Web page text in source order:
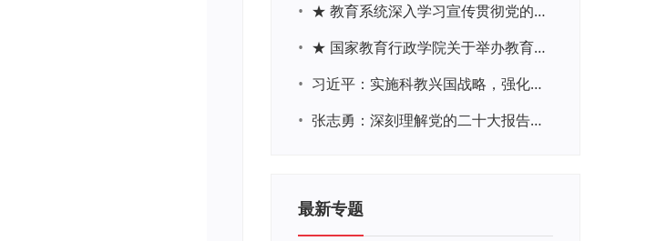
•
★ 教育系统深入学习宣传贯彻党的二十大精神学习专题
•
★ 国家教育行政学院关于举办教育系统深入学习宣传贯彻党的二十大精神专题网络培训的通知
•
习近平：实施科教兴国战略，强化现代化建设人才支撑
•
张志勇：深刻理解党的二十大报告关于教育的新思想、新战略、新要求
最新专题